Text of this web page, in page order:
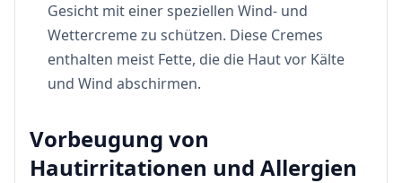
Gesicht mit einer speziellen Wind- und
Wettercreme zu schützen. Diese Cremes
enthalten meist Fette, die die Haut vor Kälte
und Wind abschirmen.
Vorbeugung von
Hautirritationen und Allergien